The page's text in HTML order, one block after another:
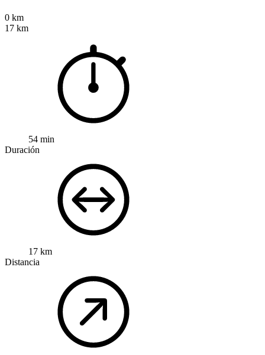
0 km
17 km
54 min
Duración
17 km
Distancia